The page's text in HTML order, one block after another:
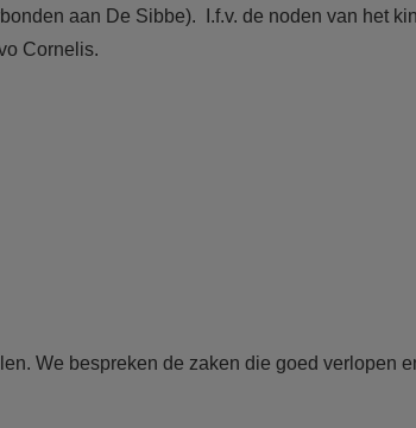
aan De Sibbe). I.f.v. de noden van het
Cornelis.
We bespreken de zaken die goed verlopen